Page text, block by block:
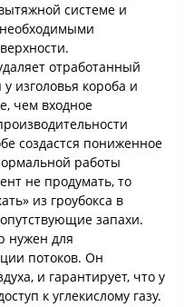
системе и
отработанный
изголовья короба и
чем входное
создастся пониженное
работы
не продумать, то
из гроубокса в
запахи.
нужен для
потоков. Он
и гарантирует, что у
к углекислому газу.